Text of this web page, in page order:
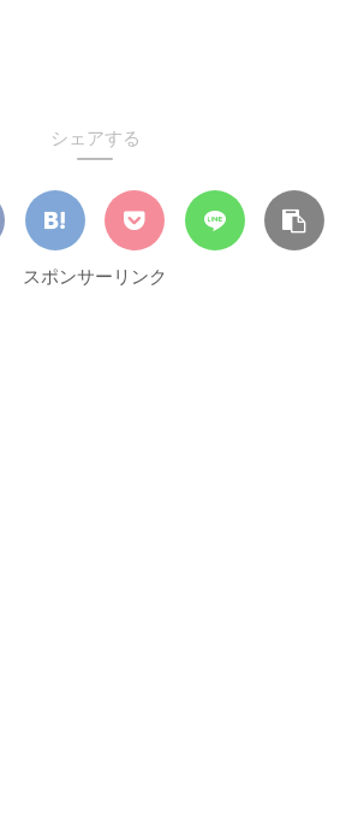
シェアする
スポンサーリンク